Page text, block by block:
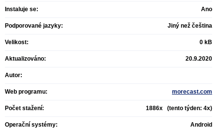
Instaluje se: Ano
Podporované jazyky: Jiný než čeština
Velikost: 0 kB
Aktualizováno: 20.9.2020
Autor:
Web programu: morecast.com
Počet stažení: 1886x (tento týden: 4x)
Operační systémy: Android